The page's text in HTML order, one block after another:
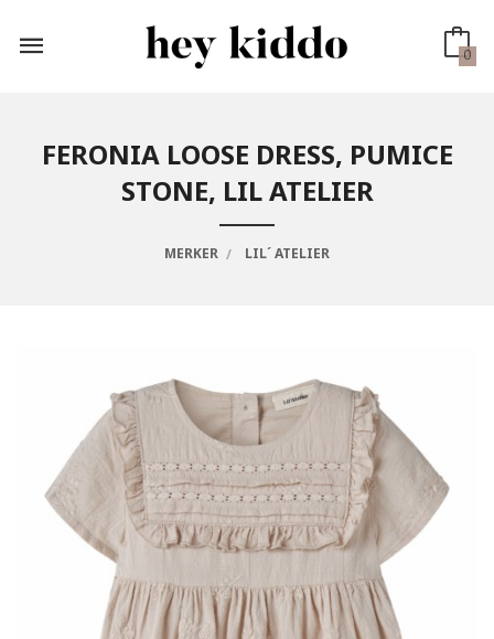
innholdet
0
FERONIA LOOSE DRESS, PUMICE
STONE, LIL ATELIER
MERKER LIL´ ATELIER